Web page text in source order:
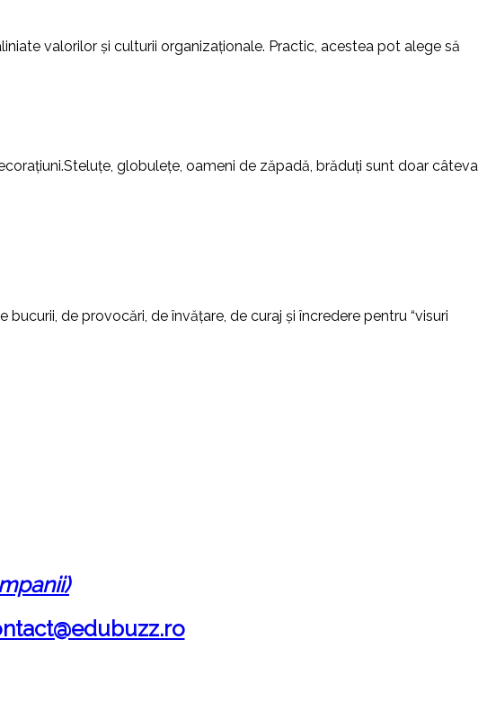
valorilor și culturii organizaționale. Practic, acestea pot alege să
globulețe, oameni de zăpadă, brăduți sunt doar câteva
de provocări, de învățare, de curaj și încredere pentru “visuri